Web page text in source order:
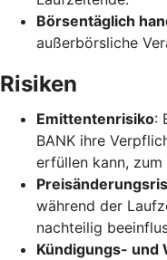
Börsentäglich
außerbörsliche
Risiken
Emittentenrisiko:
BANK ihre
erfüllen kann,
während der
nachteilig
Kündigungs- und